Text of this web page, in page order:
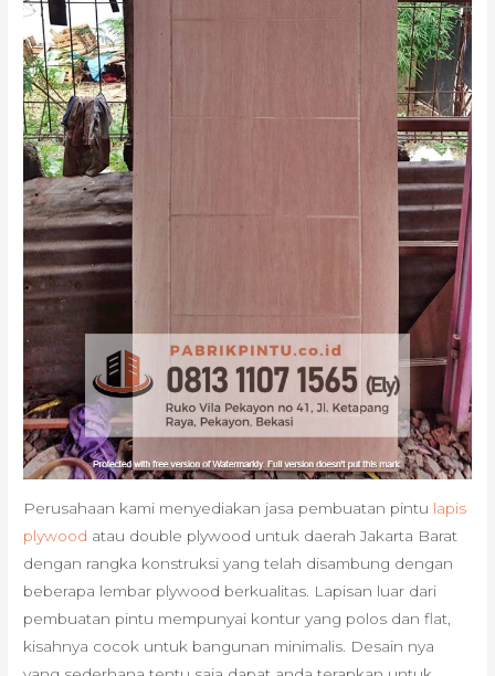
Perusahaan kami menyediakan jasa pembuatan pintu lapis
plywood atau double plywood untuk daerah Jakarta Barat
dengan rangka konstruksi yang telah disambung dengan
beberapa lembar plywood berkualitas. Lapisan luar dari
pembuatan pintu mempunyai kontur yang polos dan flat,
kisahnya cocok untuk bangunan minimalis. Desain nya